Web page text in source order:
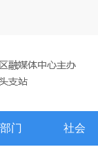
部门 社会